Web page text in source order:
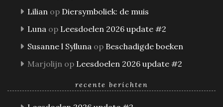
Lilian op Diersymboliek: de muis
Luna op Leesdoelen 2026 update #2
Susanne l Sylluna op Beschadigde boeken
Marjolijn op Leesdoelen 2026 update #2
recente berichten